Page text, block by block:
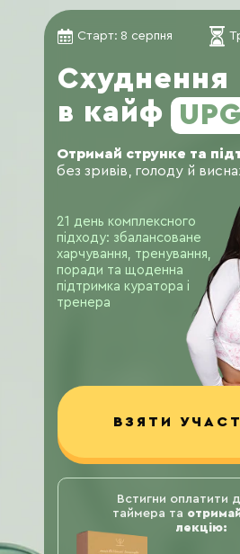
Схуднення
в кайф
21 день комплексного
підходу: збалансоване
харчування, тренування,
поради та щоденна
підтримка куратора і
тренера
Отримай струнке та
без зривів, голоду й
8 серпня
Старт:
Встигни оплатити
таймера та
лекцію:
ВЗЯТИ